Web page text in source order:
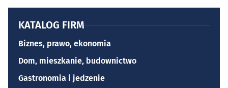
KATALOG FIRM
Biznes, prawo, ekonomia
Dom, mieszkanie, budownictwo
Gastronomia i jedzenie